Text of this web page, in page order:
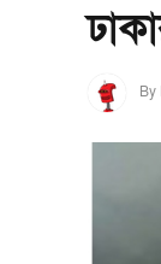
By